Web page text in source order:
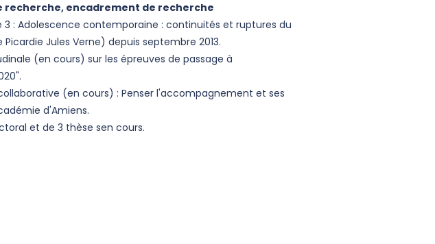
recherche, encadrement de recherche
: Adolescence contemporaine : continuités et ruptures du
Jules Verne) depuis septembre 2013.
(en cours) sur les épreuves de passage à
(en cours) : Penser l'accompagnement et ses
d'Amiens.
et de 3 thèse sen cours.